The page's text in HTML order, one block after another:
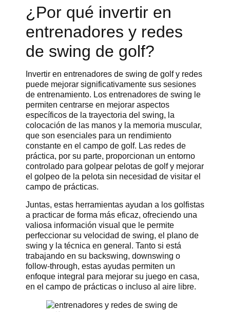
¿Por qué invertir en
entrenadores y redes
de swing de golf?
Invertir en entrenadores de swing de golf y redes
puede mejorar significativamente sus sesiones
de entrenamiento. Los entrenadores de swing le
permiten centrarse en mejorar aspectos
específicos de la trayectoria del swing, la
colocación de las manos y la memoria muscular,
que son esenciales para un rendimiento
constante en el campo de golf. Las redes de
práctica, por su parte, proporcionan un entorno
controlado para golpear pelotas de golf y mejorar
el golpeo de la pelota sin necesidad de visitar el
campo de prácticas.
Juntas, estas herramientas ayudan a los golfistas
a practicar de forma más eficaz, ofreciendo una
valiosa información visual que le permite
perfeccionar su velocidad de swing, el plano de
swing y la técnica en general. Tanto si está
trabajando en su backswing, downswing o
follow-through, estas ayudas permiten un
enfoque integral para mejorar su juego en casa,
en el campo de prácticas o incluso al aire libre.